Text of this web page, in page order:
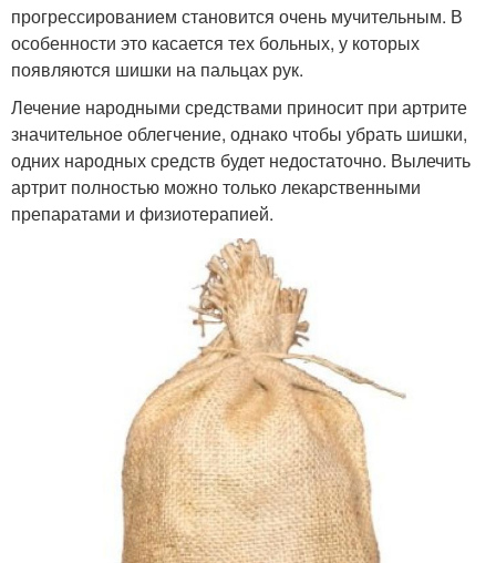
прогрессированием становится очень мучительным. В
особенности это касается тех больных, у которых
появляются шишки на пальцах рук.
Лечение народными средствами приносит при артрите
значительное облегчение, однако чтобы убрать шишки,
одних народных средств будет недостаточно. Вылечить
артрит полностью можно только лекарственными
препаратами и физиотерапией.